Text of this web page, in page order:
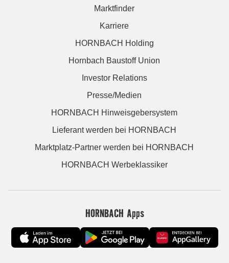
Marktfinder
Karriere
HORNBACH Holding
Hornbach Baustoff Union
Investor Relations
Presse/Medien
HORNBACH Hinweisgebersystem
Lieferant werden bei HORNBACH
Marktplatz-Partner werden bei HORNBACH
HORNBACH Werbeklassiker
HORNBACH Apps